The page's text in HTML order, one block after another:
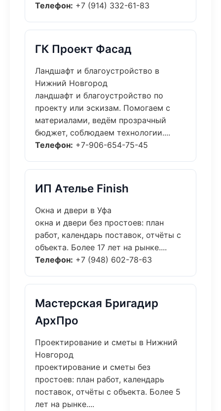
Телефон: +7 (914) 332-61-83
ГК Проект Фасад
Ландшафт и благоустройство в
Нижний Новгород
ландшафт и благоустройство по
проекту или эскизам. Помогаем с
материалами, ведём прозрачный
бюджет, соблюдаем технологии....
Телефон: +7-906-654-75-45
ИП Ателье Finish
Окна и двери в Уфа
окна и двери без простоев: план
работ, календарь поставок, отчёты с
объекта. Более 17 лет на рынке....
Телефон: +7 (948) 602-78-63
Мастерская Бригадир
АрхПро
Проектирование и сметы в Нижний
Новгород
проектирование и сметы без
простоев: план работ, календарь
поставок, отчёты с объекта. Более 5
лет на рынке....